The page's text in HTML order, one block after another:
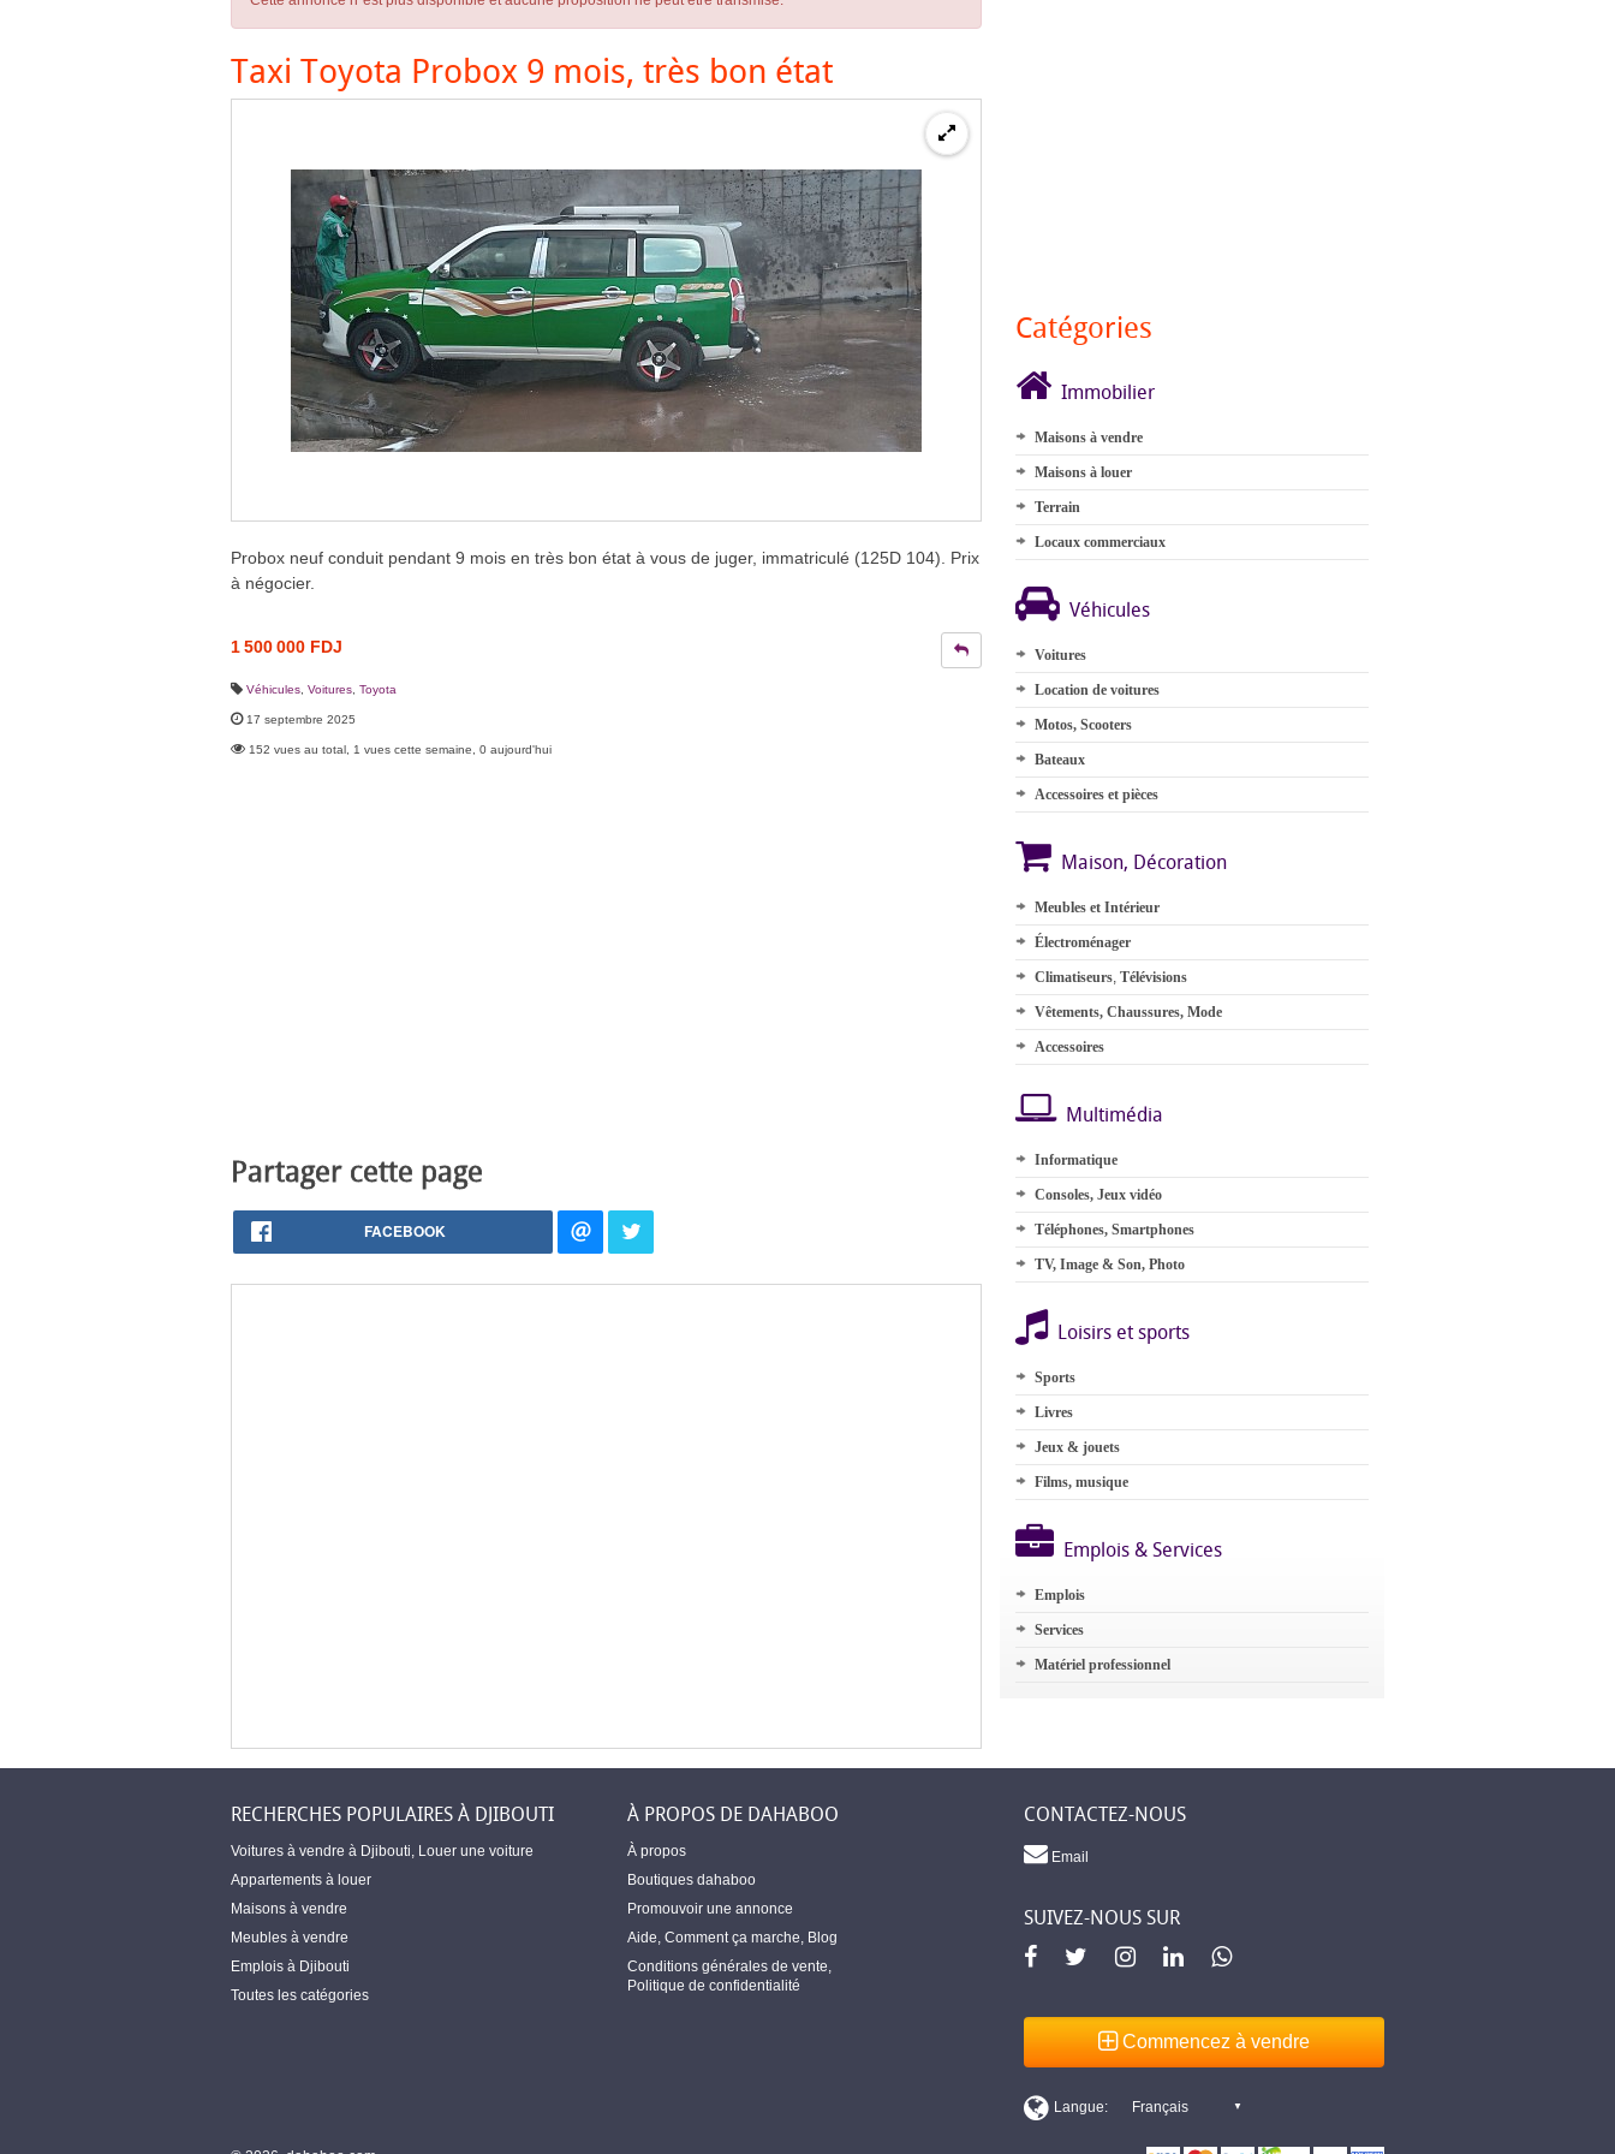
Taxi Toyota Probox 9 mois, très bon état
Probox neuf conduit pendant 9 mois en très bon état à vous de juger, immatriculé (125D 104). Prix
à négocier.
1 500 000 FDJ
Véhicules Voitures Toyota
17 septembre 2025
152 vues au total, 1 vues cette semaine, 0 aujourd'hui
Partager cette page
FACEBOOK
Catégories
Immobilier
Maisons à vendre
Maisons à louer
Terrain
Locaux commerciaux
Véhicules
Voitures
Location de voitures
Motos, Scooters
Bateaux
Accessoires et pièces
Maison, Décoration
Meubles et Intérieur
Électroménager
Climatiseurs, Télévisions
Vêtements, Chaussures, Mode
Accessoires
Multimédia
Informatique
Consoles, Jeux vidéo
Téléphones, Smartphones
TV, Image & Son, Photo
Loisirs et sports
Sports
Livres
Jeux & jouets
Films, musique
Emplois & Services
Emplois
Services
Matériel professionnel
RECHERCHES POPULAIRES À DJIBOUTI
Voitures à vendre à Djibouti Louer une voiture
Appartements à louer
Maisons à vendre
Meubles à vendre
Emplois à Djibouti
Toutes les catégories
À PROPOS DE DAHABOO
À propos
Boutiques dahaboo
Promouvoir une annonce
Aide Comment ça marche Blog
Conditions générales de vente
Politique de confidentialité
CONTACTEZ-NOUS
Email
SUIVEZ-NOUS SUR
Commencez à vendre